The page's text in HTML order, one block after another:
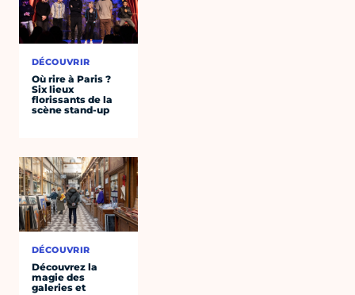
DÉCOUVRIR
Où rire à Paris ?
Six lieux
florissants de la
scène stand-up
DÉCOUVRIR
Découvrez la
magie des
galeries et